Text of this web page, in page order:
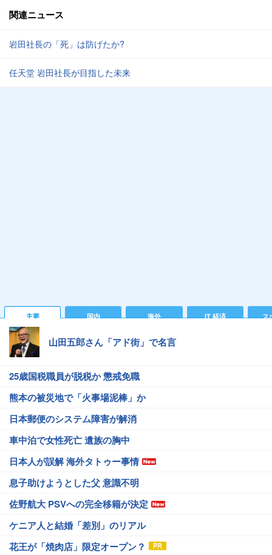
関連ニュース
岩田社長の「死」は防げたか?
任天堂 岩田社長が目指した未来
主要 国内 海外 IT 経済 ス
山田五郎さん「アド街」で名言
25歳国税職員が脱税か 懲戒免職
熊本の被災地で「火事場泥棒」か
日本郵便のシステム障害が解消
車中泊で女性死亡 遺族の胸中
日本人が誤解 海外タトゥー事情
息子助けようとした父 意識不明
佐野航大 PSVへの完全移籍が決定
ケニア人と結婚「差別」のリアル
花王が「焼肉店」限定オープン？